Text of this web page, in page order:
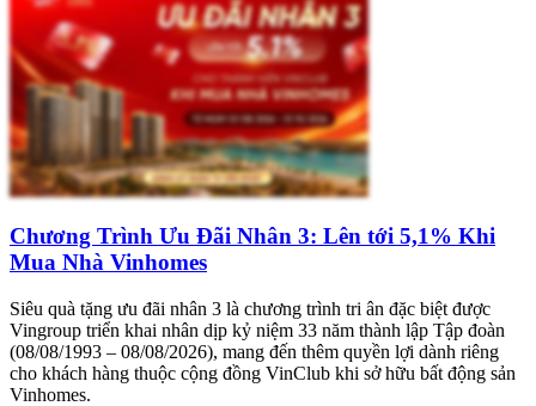
Chương Trình Ưu Đãi Nhân 3: Lên tới 5,1% Khi
Mua Nhà Vinhomes
Siêu quà tặng ưu đãi nhân 3 là chương trình tri ân đặc biệt được
Vingroup triển khai nhân dịp kỷ niệm 33 năm thành lập Tập đoàn
(08/08/1993 – 08/08/2026), mang đến thêm quyền lợi dành riêng
cho khách hàng thuộc cộng đồng VinClub khi sở hữu bất động sản
Vinhomes.